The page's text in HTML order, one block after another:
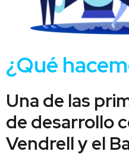
¿Qué
Una de las
de desarrollo
Vendrell y el